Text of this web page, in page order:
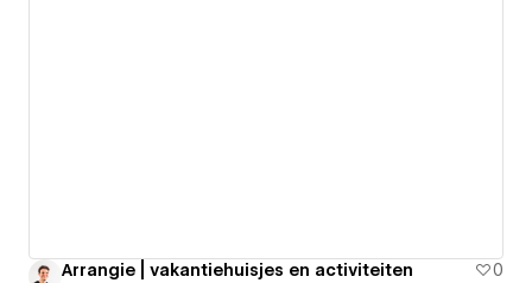
Arrangie | vakantiehuisjes en activiteiten
0